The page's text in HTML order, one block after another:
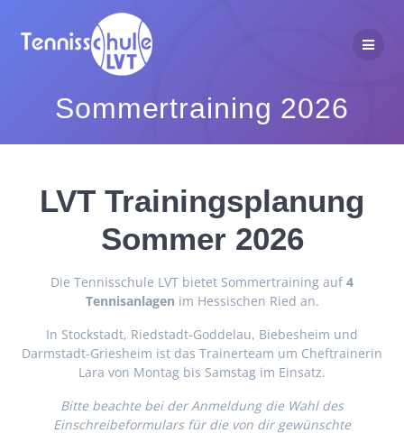
Sommertraining 2026
LVT Trainingsplanung
Sommer 2026
Die Tennisschule LVT bietet Sommertraining auf 4
Tennisanlagen im Hessischen Ried an.
In Stockstadt, Riedstadt-Goddelau, Biebesheim und
Darmstadt-Griesheim ist das Trainerteam um Cheftrainerin
Lara von Montag bis Samstag im Einsatz.
Bitte beachte bei der Anmeldung die Wahl des
Einschreibeformulars für die von dir gewünschte